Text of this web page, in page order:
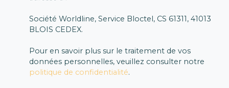
Société Worldline, Service Bloctel, CS 61311, 41013
BLOIS CEDEX.
Pour en savoir plus sur le traitement de vos
données personnelles, veuillez consulter notre
politique de confidentialité.